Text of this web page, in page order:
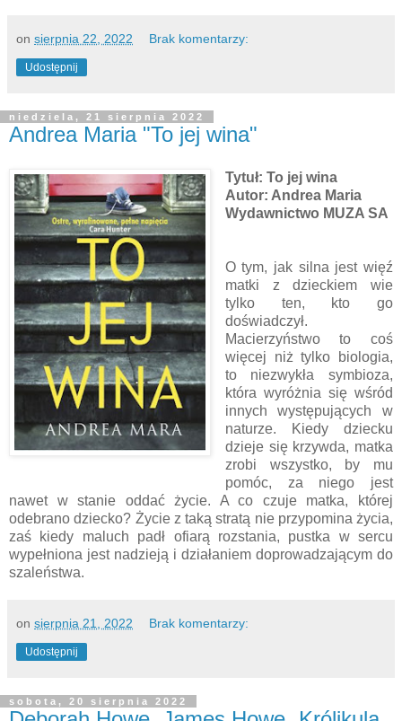
on sierpnia 22, 2022 Brak komentarzy:
Udostępnij
niedziela, 21 sierpnia 2022
Andrea Maria "To jej wina"
Tytuł: To jej wina
Autor: Andrea Maria
Wydawnictwo MUZA SA
O tym, jak silna jest więź
matki z dzieckiem wie
tylko ten, kto go
doświadczył.
Macierzyństwo to coś
więcej niż tylko biologia,
to niezwykła symbioza,
która wyróżnia się wśród
innych występujących w
naturze. Kiedy dziecku
dzieje się krzywda, matka
zrobi wszystko, by mu
pomóc, za niego jest
nawet w stanie oddać życie. A co czuje matka, której
odebrano dziecko? Życie z taką stratą nie przypomina życia,
zaś kiedy maluch padł ofiarą rozstania, pustka w sercu
wypełniona jest nadzieją i działaniem doprowadzającym do
szaleństwa.
on sierpnia 21, 2022 Brak komentarzy:
Udostępnij
sobota, 20 sierpnia 2022